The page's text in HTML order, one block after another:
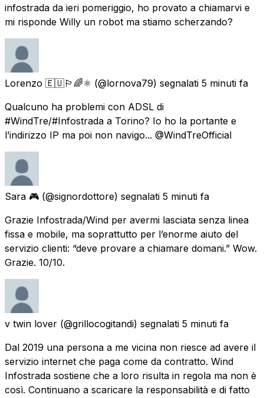
infostrada da ieri pomeriggio, ho provato a chiamarvi e
mi risponde Willy un robot ma stiamo scherzando?
Lorenzo 🇪🇺🏳️‍🌈⚛️ (@lornova79) segnalati 5 minuti fa
Qualcuno ha problemi con ADSL di
#WindTre/#Infostrada a Torino? Io ho la portante e
l’indirizzo IP ma poi non navigo... @WindTreOfficial
Sara 🎮 (@signordottore) segnalati 5 minuti fa
Grazie Infostrada/Wind per avermi lasciata senza linea
fissa e mobile, ma soprattutto per l’enorme aiuto del
servizio clienti: “deve provare a chiamare domani.” Wow.
Grazie. 10/10.
v twin lover (@grillocogitandi) segnalati 5 minuti fa
Dal 2019 una persona a me vicina non riesce ad avere il
servizio internet che paga come da contratto. Wind
Infostrada sostiene che a loro risulta in regola ma non è
così. Continuano a scaricare la responsabilità e di fatto